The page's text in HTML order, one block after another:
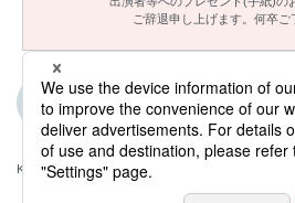
ご辞退申し上げます。何卒ご
ご意見・メッ
KBCが取材・撮影した情報・映像は国内外のテレ